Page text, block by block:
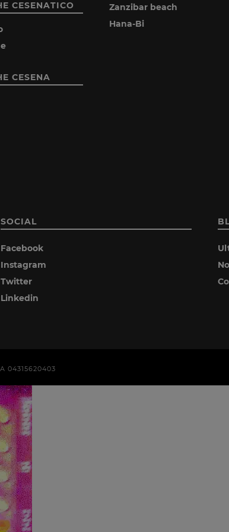
CESENATICO
CESENA
Zanzibar beach
Hana-Bi
SOCIAL
Facebook
Instagram
Twitter
Linkedin
04315620403